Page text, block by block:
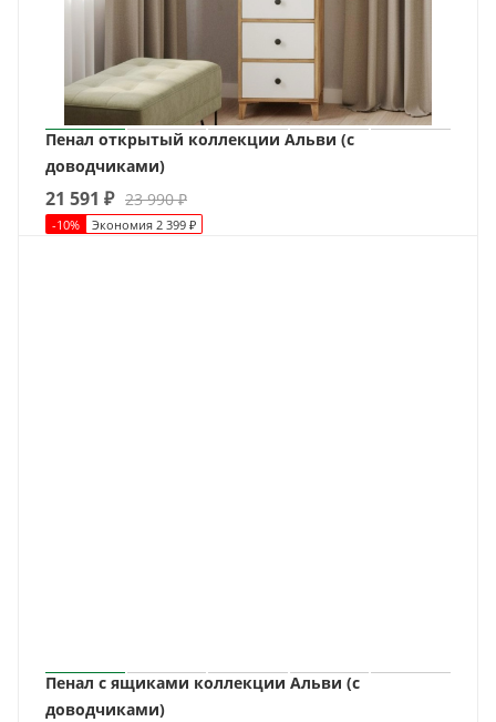
Пенал открытый коллекции Альви (с
доводчиками)
21 591 ₽ 23 990₽
-10% Экономия 2 399 ₽
Пенал с ящиками коллекции Альви (с
доводчиками)